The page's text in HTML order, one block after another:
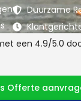
Duurzame
met een 4.9/5.0
Offerte